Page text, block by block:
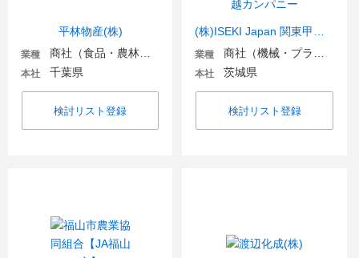
平林物産(株)
業種
本社 千葉県
検討リスト登録
業種
本社 茨城県
検討リスト登録